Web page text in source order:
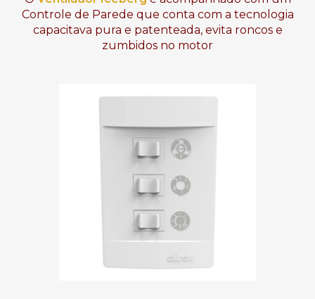
Controle de Parede que conta com a tecnologia
capacitava pura e patenteada, evita roncos e
zumbidos no motor